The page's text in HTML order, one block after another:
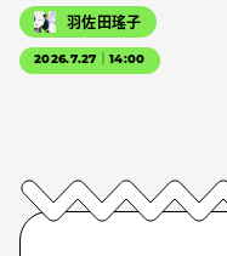
羽佐田瑤子
2026.7.27｜14:00